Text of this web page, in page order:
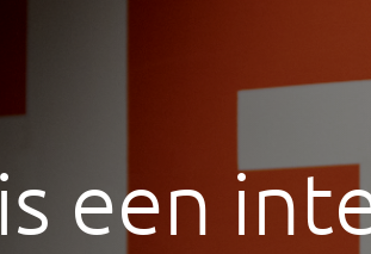
een